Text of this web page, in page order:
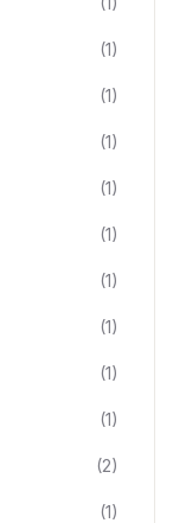
(1)
(1)
(1)
(1)
(1)
(1)
(1)
(1)
(1)
(2)
(1)